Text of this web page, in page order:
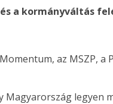
a kormányváltás
az MSZP,
Magyarország legyen